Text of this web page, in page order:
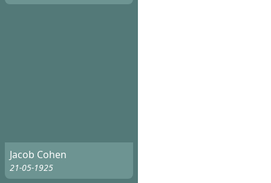
Jacob Cohen
21-05-1925